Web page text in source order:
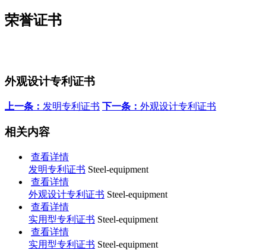
荣誉证书
外观设计专利证书
上一条： 发明专利证书 下一条： 外观设计专利证书
相关内容
查看详情
发明专利证书 Steel-equipment
查看详情
外观设计专利证书 Steel-equipment
查看详情
实用型专利证书 Steel-equipment
查看详情
实用型专利证书 Steel-equipment